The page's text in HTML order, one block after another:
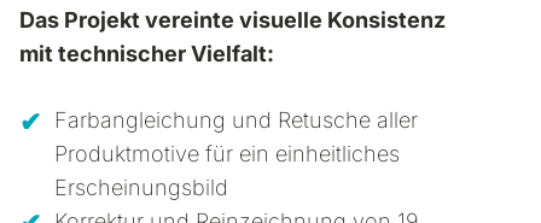
Das Projekt vereinte visuelle Konsistenz
mit technischer Vielfalt:
Farbangleichung und Retusche aller
Produktmotive für ein einheitliches
Erscheinungsbild